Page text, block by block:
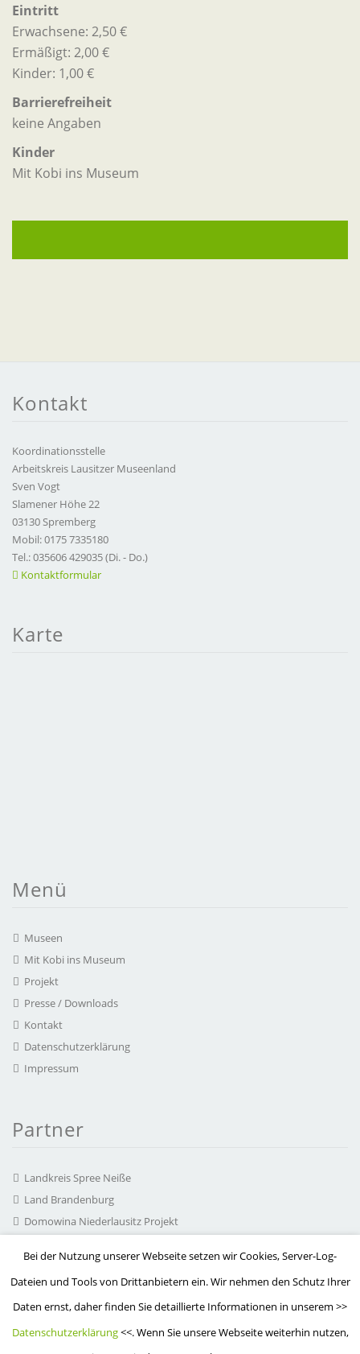
Eintritt
Erwachsene: 2,50 €
Ermäßigt: 2,00 €
Kinder: 1,00 €
Barrierefreiheit
keine Angaben
Kinder
Mit Kobi ins Museum
Kontakt
Koordinationsstelle
Arbeitskreis Lausitzer Museenland
Sven Vogt
Slamener Höhe 22
03130 Spremberg
Mobil: 0175 7335180
Tel.: 035606 429035 (Di. - Do.)
Kontaktformular
Karte
Menü
Museen
Mit Kobi ins Museum
Projekt
Presse / Downloads
Kontakt
Datenschutzerklärung
Impressum
Partner
Landkreis Spree Neiße
Land Brandenburg
Domowina Niederlausitz Projekt
Hearonymus GmbH
Arbeitskreis Serbska kupa
MuzeON Polen
Bei der Nutzung unserer Webseite setzen wir Cookies, Server-Log-
Dateien und Tools von Drittanbietern ein. Wir nehmen den Schutz Ihrer
Daten ernst, daher finden Sie detaillierte Informationen in unserem >>
Datenschutzerklärung<<. Wenn Sie unsere Webseite weiterhin nutzen,